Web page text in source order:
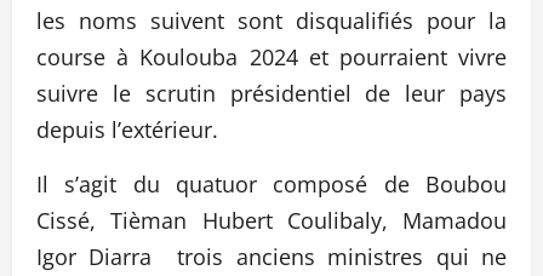
les noms suivent sont disqualifiés pour la
course à Koulouba 2024 et pourraient vivre
suivre le scrutin présidentiel de leur pays
depuis l’extérieur.
Il s’agit du quatuor composé de Boubou
Cissé, Tièman Hubert Coulibaly, Mamadou
Igor Diarra trois anciens ministres qui ne